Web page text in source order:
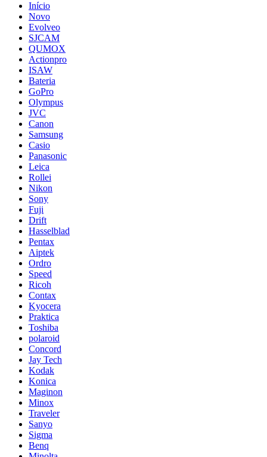
Início
Novo
Evolveo
SJCAM
QUMOX
Actionpro
ISAW
Bateria
GoPro
Olympus
JVC
Canon
Samsung
Casio
Panasonic
Leica
Rollei
Nikon
Sony
Fuji
Drift
Hasselblad
Pentax
Aiptek
Ordro
Speed
Ricoh
Contax
Kyocera
Praktica
Toshiba
polaroid
Concord
Jay Tech
Kodak
Konica
Maginon
Minox
Traveler
Sanyo
Sigma
Benq